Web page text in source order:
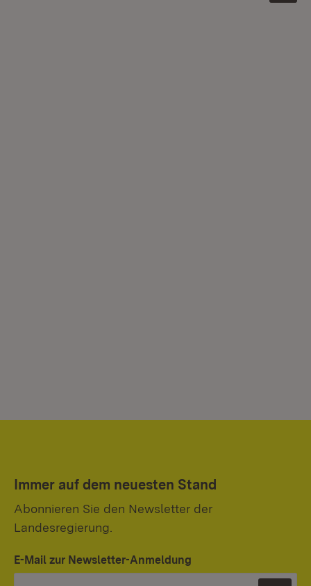
Immer auf dem neuesten Stand
Abonnieren Sie den Newsletter der
Landesregierung.
E-Mail zur Newsletter-Anmeldung